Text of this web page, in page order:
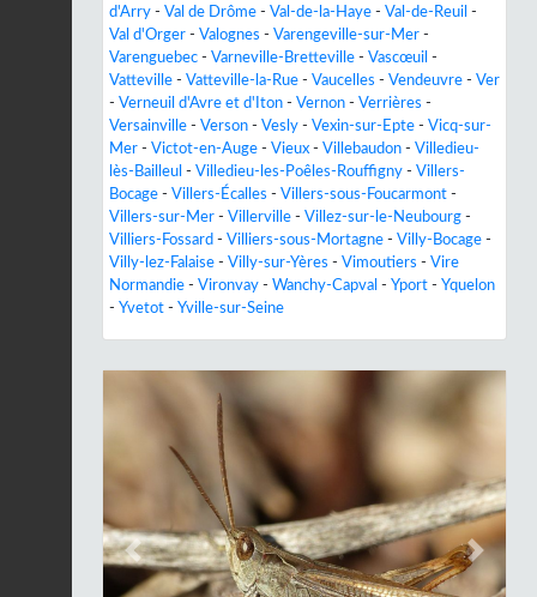
d'Arry - Val de Drôme - Val-de-la-Haye - Val-de-Reuil -
Val d'Orger - Valognes - Varengeville-sur-Mer -
Varenguebec - Varneville-Bretteville - Vascœuil -
Vatteville - Vatteville-la-Rue - Vaucelles - Vendeuvre - Ver
- Verneuil d'Avre et d'Iton - Vernon - Verrières -
Versainville - Verson - Vesly - Vexin-sur-Epte - Vicq-sur-
Mer - Victot-en-Auge - Vieux - Villebaudon - Villedieu-
lès-Bailleul - Villedieu-les-Poêles-Rouffigny - Villers-
Bocage - Villers-Écalles - Villers-sous-Foucarmont -
Villers-sur-Mer - Villerville - Villez-sur-le-Neubourg -
Villiers-Fossard - Villiers-sous-Mortagne - Villy-Bocage -
Villy-lez-Falaise - Villy-sur-Yères - Vimoutiers - Vire
Normandie - Vironvay - Wanchy-Capval - Yport - Yquelon
- Yvetot - Yville-sur-Seine
Previous Next